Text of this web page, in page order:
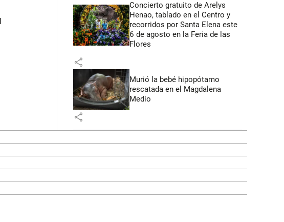
Concierto gratuito de Arelys
Henao, tablado en el Centro y
recorridos por Santa Elena este
6 de agosto en la Feria de las
Flores
share
Murió la bebé hipopótamo
rescatada en el Magdalena
Medio
share